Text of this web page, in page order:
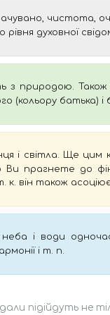
чистота,
духовної
з природою.
(кольору батька) і
і світла. Ще цим
Ви прагнете до
к. він також
і води
і т. п.
підійдуть не